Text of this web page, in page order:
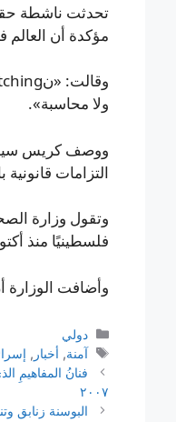
تحدثت ناشطة
مؤكدة أن
ولا محاسبة».
ووصف كريس
التزامات
فلسطينيًا منذ أكتوبر 2023 وأصابت 173,417
وأضافت الوزارة أن إسرائيل قتلت 1,031 فلسطينيًا
التصنيفات
دولي
الوسوم
آمنة, أخبار ,
فنانُ المفاهيمِ
٢٠٠٧
البوسنة زنابق